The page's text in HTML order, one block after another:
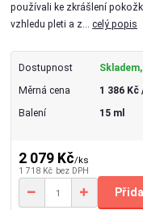
používali ke zkrášlení
vzhledu pleti a z...celý popis
Dostupnost
Měrná cena 1 386 Kč
Balení 15 ml
2 079 Kč/ks
1 718 Kč bez DPH